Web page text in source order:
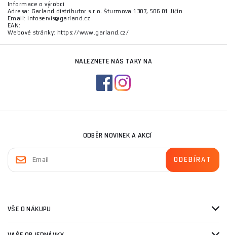
Informace o výrobci
Adresa: Garland distributor s.r.o. Šturmova 1307, 506 01 Jičín
Email: infoservis@garland.cz
EAN:
Webové stránky: https://www.garland.cz/
NALEZNETE NÁS TAKY NA
ODBĚR NOVINEK A AKCÍ
VŠE O NÁKUPU